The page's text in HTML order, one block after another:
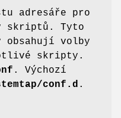
adresáře pro
skriptů. Tyto
obsahují volby
skripty.
. Výchozí
conf.d .